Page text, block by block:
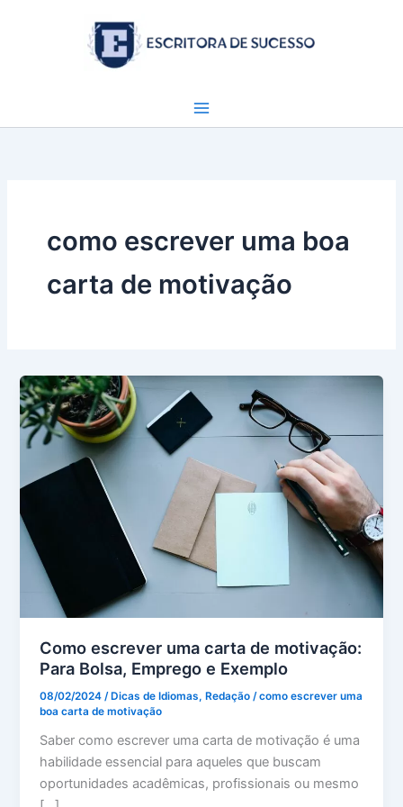
como escrever uma boa
carta de motivação
Como escrever uma carta de motivação:
Para Bolsa, Emprego e Exemplo
08/02/2024 /Dicas de Idiomas,Redação /como escrever uma
boa carta de motivação
Saber como escrever uma carta de motivação é uma
habilidade essencial para aqueles que buscam
oportunidades acadêmicas, profissionais ou mesmo